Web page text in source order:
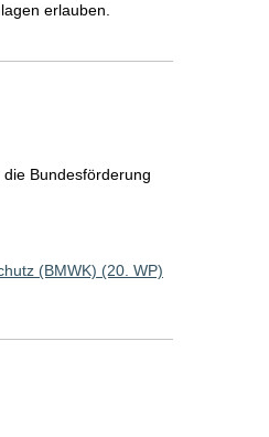
erlauben.
Bundesförderung
(BMWK) (20. WP)